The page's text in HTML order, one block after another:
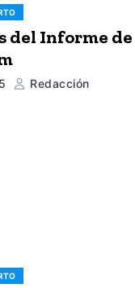
del Informe de
Redacción